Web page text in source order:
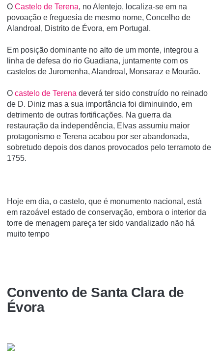
O Castelo de Terena, no Alentejo, localiza-se em na
povoação e freguesia de mesmo nome, Concelho de
Alandroal, Distrito de Évora, em Portugal.
Em posição dominante no alto de um monte, integrou a
linha de defesa do rio Guadiana, juntamente com os
castelos de Juromenha, Alandroal, Monsaraz e Mourão.
O castelo de Terena deverá ter sido construído no reinado
de D. Diniz mas a sua importância foi diminuindo, em
detrimento de outras fortificações. Na guerra da
restauração da independência, Elvas assumiu maior
protagonismo e Terena acabou por ser abandonada,
sobretudo depois dos danos provocados pelo terramoto de
1755.
Hoje em dia, o castelo, que é monumento nacional, está
em razoável estado de conservação, embora o interior da
torre de menagem pareça ter sido vandalizado não há
muito tempo
Convento de Santa Clara de
Évora